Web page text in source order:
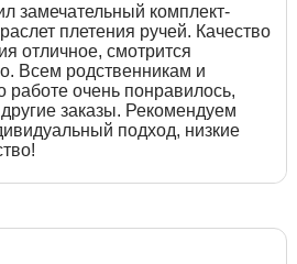
замечательный комплект-
плетения ручей. Качество
отличное, смотрится
Всем родственникам и
работе очень понравилось,
заказы. Рекомендуем
подход, низкие